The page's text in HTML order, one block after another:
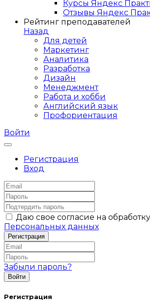
Курсы Яндекс
Отзывы Яндекс
Рейтинг преподавателей
Назад
Для детей
Маркетинг
Аналитика
Разработка
Дизайн
Менеджмент
Работа и хобби
Английский язык
Профориентация
Войти
Регистрация
Вход
Даю свое согласие на обработку
Персональных данных
Забыли пароль?
Регистрация